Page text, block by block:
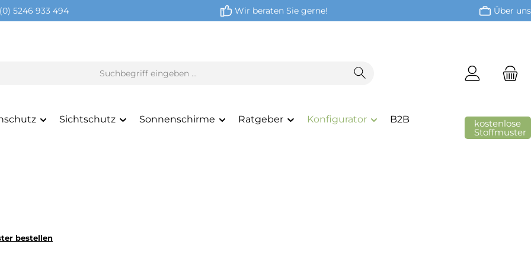
5246 933 494 Wir beraten Sie gerne! Über uns
Sichtschutz Sonnenschirme Ratgeber Konfigurator B2B kostenlose
Stoffmuster
bestellen